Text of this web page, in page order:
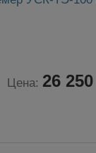
Цена: 26 250